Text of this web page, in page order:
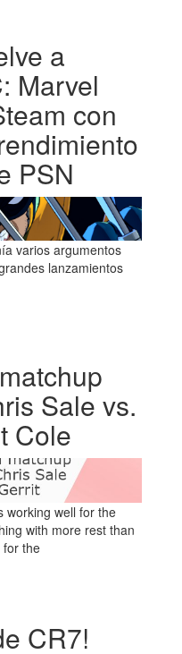
a
Marvel
con
PSN
varios argumentos
lanzamientos
Sale vs.
Cole
working well for the
with more rest than
for the
CR7!